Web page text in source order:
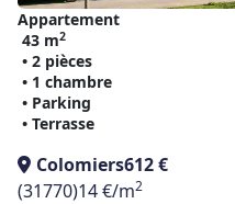
Appartement
43 m2
• 2 pièces
• 1 chambre
• Parking
• Terrasse
Colomiers612 €
(31770)14 €/m2